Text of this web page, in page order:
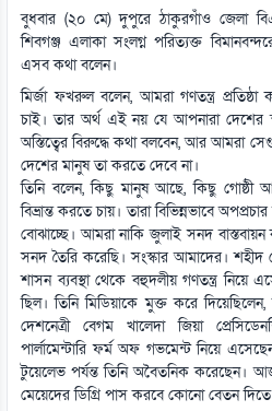
বুধবার (২০ মে) দুপুরে ঠাকুরগাঁও জেলা
শিবগঞ্জ এলাকা সংলগ্ন পরিত্যক্ত
এসব কথা বলেন।
মির্জা ফখরুল বলেন, আমরা গণতন্ত্র প্রতিষ্ঠা
চাই। তার অর্থ এই নয় যে আপনারা দেশের
অস্তিত্বের বিরুদ্ধে কথা বলবেন, আর আমরা
দেশের মানুষ তা করতে দেবে না।
তিনি বলেন, কিছু মানুষ আছে, কিছু
বিভ্রান্ত করতে চায়। তারা বিভিন্নভাবে
বোঝাচ্ছে। আমরা নাকি জুলাই সনদ
সনদ তৈরি করেছি। সংস্কার আমাদের। শহীদ
শাসন ব্যবস্থা থেকে বহুদলীয় গণতন্ত্র নিয়ে
ছিল। তিনি মিডিয়াকে মুক্ত করে দিয়েছিলেন,
দেশনেত্রী বেগম খালেদা জিয়া
পার্লামেন্টারি ফর্ম অফ গভমেন্ট নিয়ে
টুয়েলেভ পর্যন্ত তিনি অবৈতনিক করেছেন।
মেয়েদের ডিগ্রি পাস করবে কোনো বেতন দিতে